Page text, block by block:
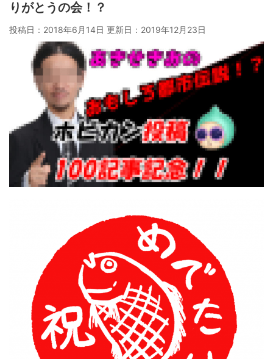
りがとうの会！？
投稿日：2018年6月14日 更新日： 2019年12月23日